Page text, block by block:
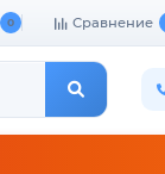
0 Сравнение